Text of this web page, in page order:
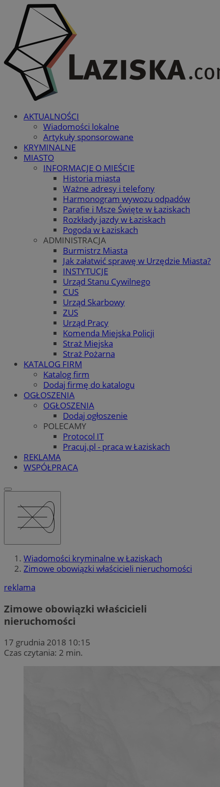
AKTUALNOŚCI
Wiadomości lokalne
Artykuły sponsorowane
KRYMINALNE
MIASTO
INFORMACJE O MIEŚCIE
Historia miasta
Ważne adresy i telefony
Harmonogram wywozu odpadów
Parafie i Msze Święte w Łaziskach
Rozkłady jazdy w Łaziskach
Pogoda w Łaziskach
ADMINISTRACJA
Burmistrz Miasta
Jak załatwić sprawę w Urzędzie Miasta?
INSTYTUCJE
Urząd Stanu Cywilnego
CUS
Urząd Skarbowy
ZUS
Urząd Pracy
Komenda Miejska Policji
Straż Miejska
Straż Pożarna
KATALOG FIRM
Katalog firm
Dodaj firmę do katalogu
OGŁOSZENIA
OGŁOSZENIA
Dodaj ogłoszenie
POLECAMY
Protocol IT
Pracuj.pl - praca w Łaziskach
REKLAMA
WSPÓŁPRACA
Wiadomości kryminalne w Łaziskach
Zimowe obowiązki właścicieli nieruchomości
reklama
Zimowe obowiązki właścicieli
nieruchomości
17 grudnia 2018 10:15
Czas czytania: 2 min.